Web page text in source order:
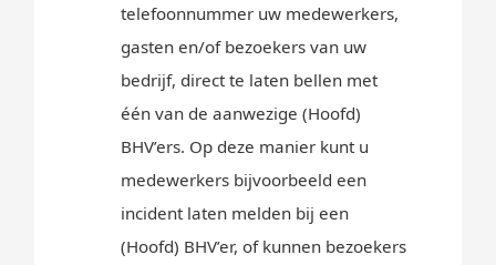
telefoonnummer uw medewerkers,
gasten en/of bezoekers van uw
bedrijf, direct te laten bellen met
één van de aanwezige (Hoofd)
BHV’ers. Op deze manier kunt u
medewerkers bijvoorbeeld een
incident laten melden bij een
(Hoofd) BHV’er, of kunnen bezoekers